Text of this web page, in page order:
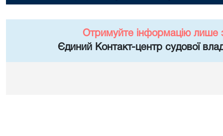
Отримуйте інформацію лише
Єдиний Контакт-центр судової